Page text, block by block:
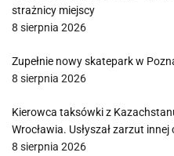
strażnicy miejscy
8 sierpnia 2026
Zupełnie nowy skatepark w
8 sierpnia 2026
Kierowca taksówki z
Wrocławia. Usłyszał zarzut
8 sierpnia 2026